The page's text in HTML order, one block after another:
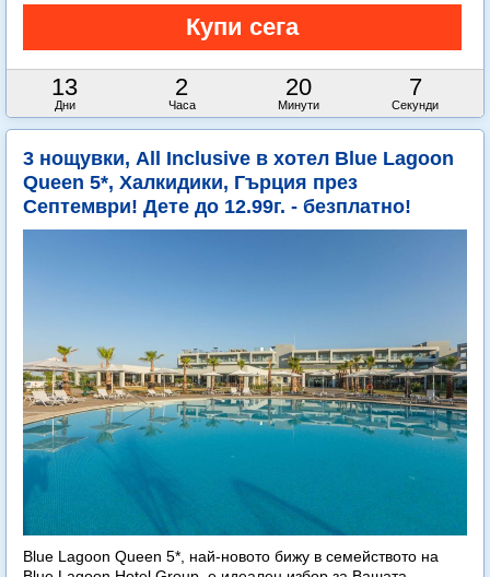
13
Дни
2
Часа
20
Минути
6
Секунди
3 нощувки, All Inclusive в хотел Blue Lagoon
Queen 5*, Халкидики, Гърция през
Септември! Дете до 12.99г. - безплатно!
Blue Lagoon Queen 5*, най-новото бижу в семейството на